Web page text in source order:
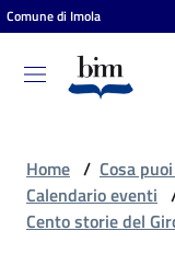
Vai al contenuto
Vai alla navigazione
Vai al footer
Comune di Imola
Biblioteca
comunale
Home / Cosa
Calendario eventi
Cento storie del